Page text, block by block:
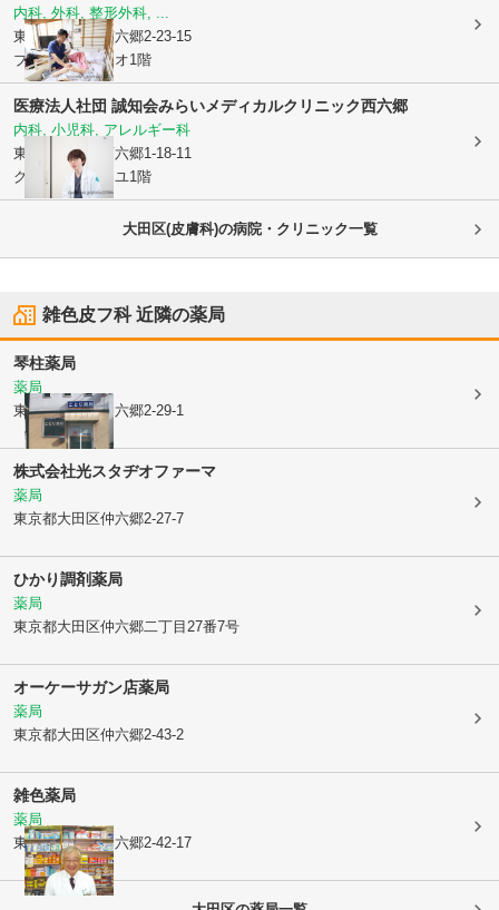
内科, 外科, 整形外科, ...
東京都大田区南六郷2-23-15
ブランドールネオ1階
医療法人社団 誠知会みらいメディカルクリニック西六郷
内科, 小児科, アレルギー科
東京都大田区
西六郷1-18-11
グランドソレイユ1階
大田区(皮膚科)の病院・クリニック一覧
雑色皮フ科近隣の薬局
琴柱薬局
薬局
東京都大田区仲六郷2-29-1
株式会社光スタヂオファーマ
薬局
東京都大田区仲六郷2-27-7
ひかり調剤薬局
薬局
東京都大田区仲六郷二丁目27番7号
オーケーサガン店薬局
薬局
東京都大田区仲六郷2-43-2
雑色薬局
薬局
東京都大田区仲六郷2-42-17